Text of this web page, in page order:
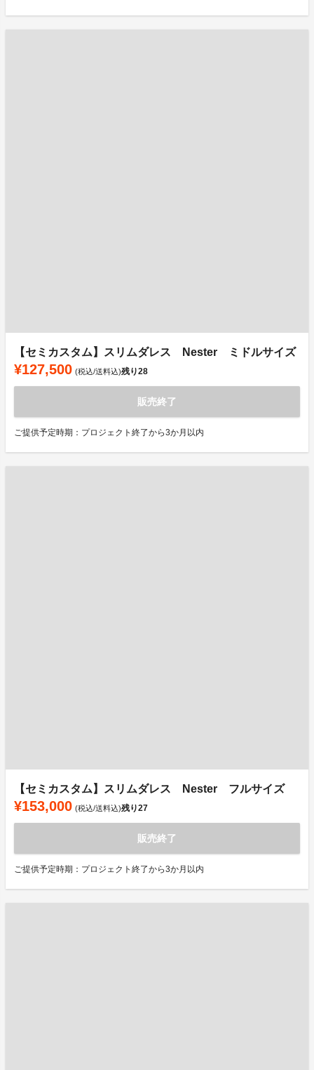
【セミカスタム】スリムダレス Nester ミドルサイズ
¥127,500 (税込/送料込)残り28
販売終了
ご提供予定時期：プロジェクト終了から3か月以内
【セミカスタム】スリムダレス Nester フルサイズ
¥153,000 (税込/送料込)残り27
販売終了
ご提供予定時期：プロジェクト終了から3か月以内